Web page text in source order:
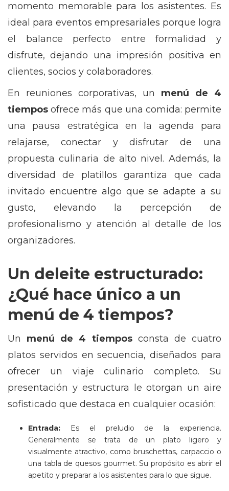
momento memorable para los asistentes. Es
ideal para eventos empresariales porque logra
el balance perfecto entre formalidad y
disfrute, dejando una impresión positiva en
clientes, socios y colaboradores.
En reuniones corporativas, un menú de 4
tiempos ofrece más que una comida: permite
una pausa estratégica en la agenda para
relajarse, conectar y disfrutar de una
propuesta culinaria de alto nivel. Además, la
diversidad de platillos garantiza que cada
invitado encuentre algo que se adapte a su
gusto, elevando la percepción de
profesionalismo y atención al detalle de los
organizadores.
Un deleite estructurado:
¿Qué hace único a un
menú de 4 tiempos?
Un menú de 4 tiemposconsta de cuatro
platos servidos en secuencia, diseñados para
ofrecer un viaje culinario completo. Su
presentación y estructura le otorgan un aire
sofisticado que destaca en cualquier ocasión:
Entrada:
Es el preludio de la experiencia.
Generalmente se trata de un plato ligero y
visualmente atractivo, como bruschettas, carpaccio o
una tabla de quesos gourmet. Su propósito es abrir el
apetito y preparar a los asistentes para lo que sigue.